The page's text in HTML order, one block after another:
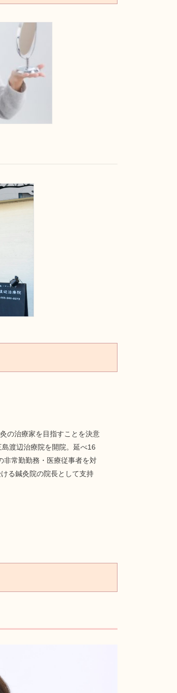
の治療家を目指すことを決意
渡辺治療院を開院。延べ16
非常勤勤務・医療従事者を対
る鍼灸院の院長として支持